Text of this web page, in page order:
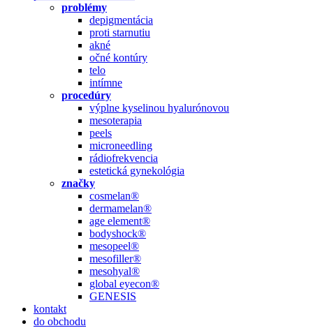
problémy
depigmentácia
proti starnutiu
akné
očné kontúry
telo
intímne
procedúry
výplne kyselinou hyalurónovou
mesoterapia
peels
microneedling
rádiofrekvencia
estetická gynekológia
značky
cosmelan®
dermamelan®
age element®
bodyshock®
mesopeel®
mesofiller®
mesohyal®
global eyecon®
GENESIS
kontakt
do obchodu